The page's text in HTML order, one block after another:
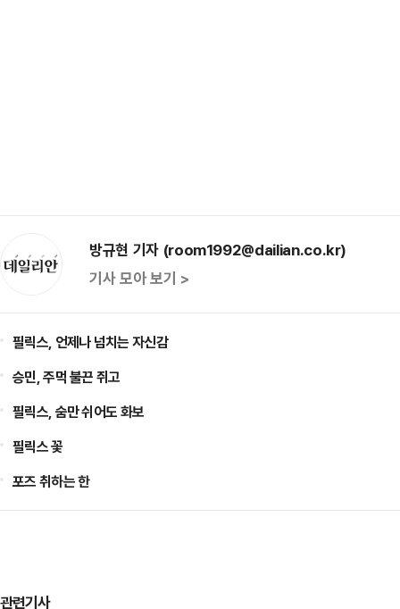
방규현 기자 (room1992@dailian.co.kr)
기사 모아 보기 >
필릭스, 언제나 넘치는 자신감
승민, 주먹 불끈 쥐고
필릭스, 숨만 쉬어도 화보
필릭스 꽃
포즈 취하는 한
관련기사